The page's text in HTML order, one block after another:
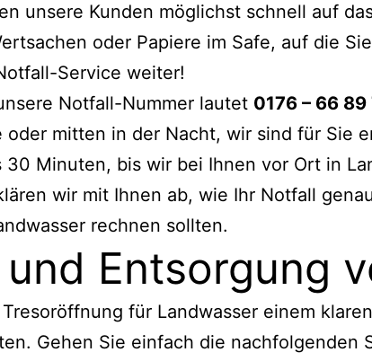
unsere Kunden möglichst schnell auf
oder Papiere im Safe, auf die
Service weiter!
Notfall-Nummer lautet 0176 – 66 89
oder mitten in der Nacht, wir sind für Sie
Minuten, bis wir bei Ihnen vor Ort in
wir mit Ihnen ab, wie Ihr Notfall
rechnen sollten.
Entsorgung
für Landwasser einem
Gehen Sie einfach die nachfolgenden